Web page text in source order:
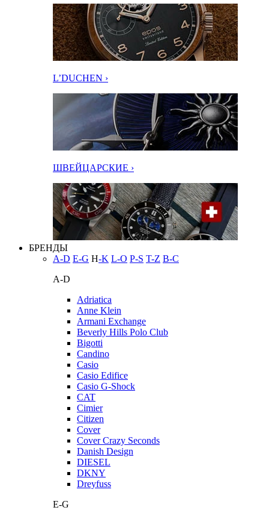
L’DUCHEN ›
ШВЕЙЦАРСКИЕ ›
БРЕНДЫ
A-D E-G H-K L-O P-S T-Z В-С
A-D
Adriatica
Anne Klein
Armani Exchange
Beverly Hills Polo Club
Bigotti
Candino
Casio
Casio Edifice
Casio G-Shock
CAT
Cimier
Citizen
Cover
Cover Crazy Seconds
Danish Design
DIESEL
DKNY
Dreyfuss
E-G